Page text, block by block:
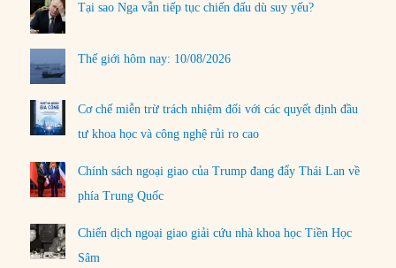
Tại sao Nga vẫn tiếp tục chiến đấu dù suy yếu?
Thế giới hôm nay: 10/08/2026
Cơ chế miễn trừ trách nhiệm đối với các quyết định đầu
tư khoa học và công nghệ rủi ro cao
Chính sách ngoại giao của Trump đang đẩy Thái Lan về
phía Trung Quốc
Chiến dịch ngoại giao giải cứu nhà khoa học Tiền Học
Sâm